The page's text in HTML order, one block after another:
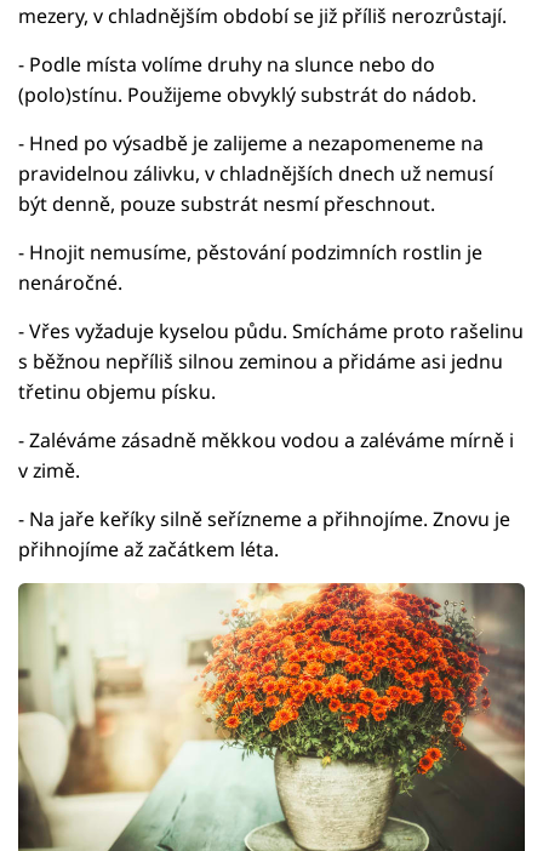
mezery, v chladnějším období se již příliš nerozrůstají.
- Podle místa volíme druhy na slunce nebo do
(polo)stínu. Použijeme obvyklý substrát do nádob.
- Hned po výsadbě je zalijeme a nezapomeneme na
pravidelnou zálivku, v chladnějších dnech už nemusí
být denně, pouze substrát nesmí přeschnout.
- Hnojit nemusíme, pěstování podzimních rostlin je
nenáročné.
- Vřes vyžaduje kyselou půdu. Smícháme proto rašelinu
s běžnou nepříliš silnou zeminou a přidáme asi jednu
třetinu objemu písku.
- Zaléváme zásadně měkkou vodou a zaléváme mírně i
v zimě.
- Na jaře keříky silně seřízneme a přihnojíme. Znovu je
přihnojíme až začátkem léta.